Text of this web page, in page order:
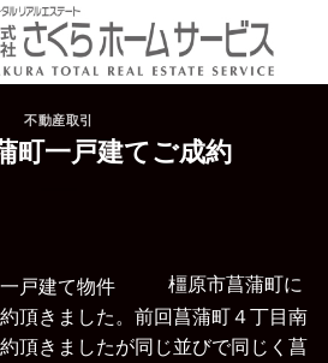
不動産取引
町一戸建てご成約
橿原市菖蒲町に
頂きました。 前回菖蒲町４丁目南
頂きましたが同じ並びで同じく菖